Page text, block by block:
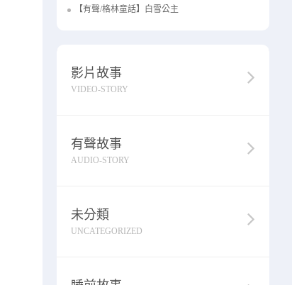
【有聲/格林童話】白雪公主
影片故事
VIDEO-STORY
有聲故事
AUDIO-STORY
未分類
UNCATEGORIZED